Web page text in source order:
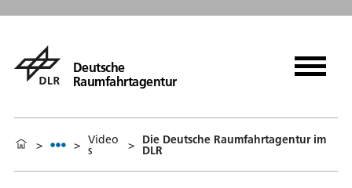
Deutsche
Raumfahrtagentur
> > Video
s > Die Deutsche Raumfahrtagentur im
DLR